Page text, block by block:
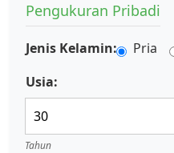
Pengukuran Pribadi
Jenis Kelamin: Pria
Usia:
Tahun